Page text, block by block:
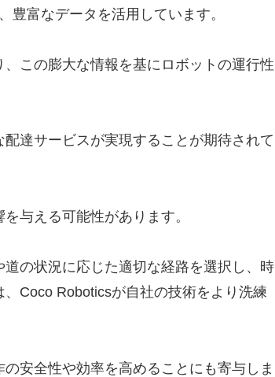
豊富なデータを活用しています。
この膨大な情報を基にロボットの運行性
達サービスが実現することが期待されて
与える可能性があります。
の状況に応じた適切な経路を選択し、時
Coco Roboticsが自社の技術をより洗練
安全性や効率を高めることにも寄与しま